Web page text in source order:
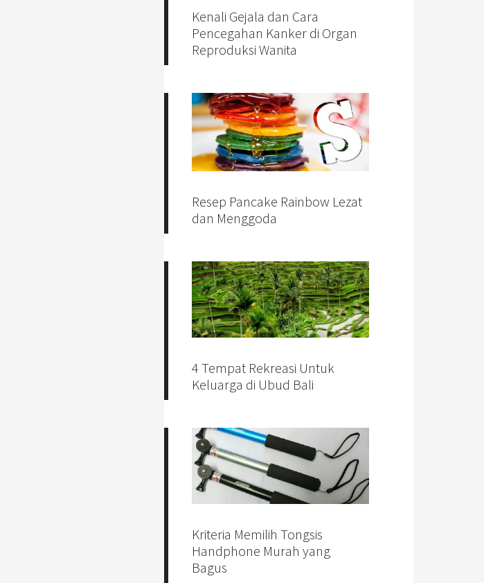
Kenali Gejala dan Cara
Pencegahan Kanker di Organ
Reproduksi Wanita
Resep Pancake Rainbow Lezat
dan Menggoda
4 Tempat Rekreasi Untuk
Keluarga di Ubud Bali
Kriteria Memilih Tongsis
Handphone Murah yang
Bagus